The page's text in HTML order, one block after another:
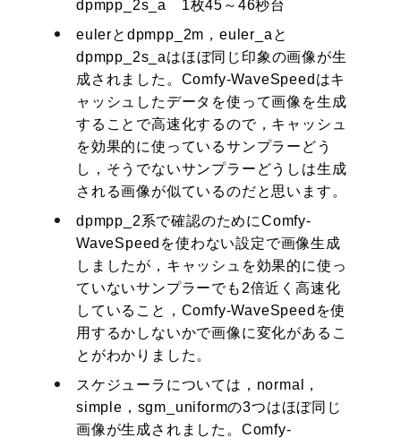
dpmpp_2s_a 1枚45～46秒台
eulerとdpmpp_2m，euler_aと
dpmpp_2s_aはほぼ同じ印象の画像が生
成されました。Comfy-WaveSpeedはキ
ャッシュしたデータを使って画像を生成
することで高速化するので，キャッシュ
を効果的に使っているサンプラーどう
し，そうでないサンプラーどうしは生成
される画像が似ているのだと思います。
dpmpp_2系で確認のためにComfy-
WaveSpeedを使わない設定で画像生成
しましたが，キャッシュを効果的に使っ
ていないサンプラーでも2倍近く高速化
していること，Comfy-WaveSpeedを使
用するかしないかで画像に変化があるこ
とがわかりました。
スケジューラについては，normal，
simple，sgm_uniformの3つはほぼ同じ
画像が生成されました。Comfy-